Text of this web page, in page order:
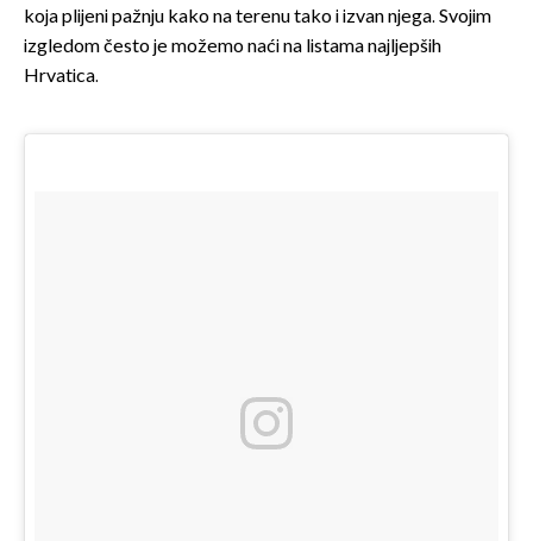
koja plijeni pažnju kako na terenu tako i izvan njega. Svojim
izgledom često je možemo naći na listama najljepših
Hrvatica.